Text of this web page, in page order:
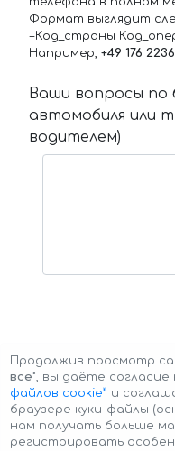
Формат выглядит
+Код_страны
Например, +49 176
Ваши вопросы по
автомобиля или
водителем)
Продолжив просмотр
все", вы даёте согласие
файлов cookie” и
браузере куки-файлы
нам получать больше
регистрировать